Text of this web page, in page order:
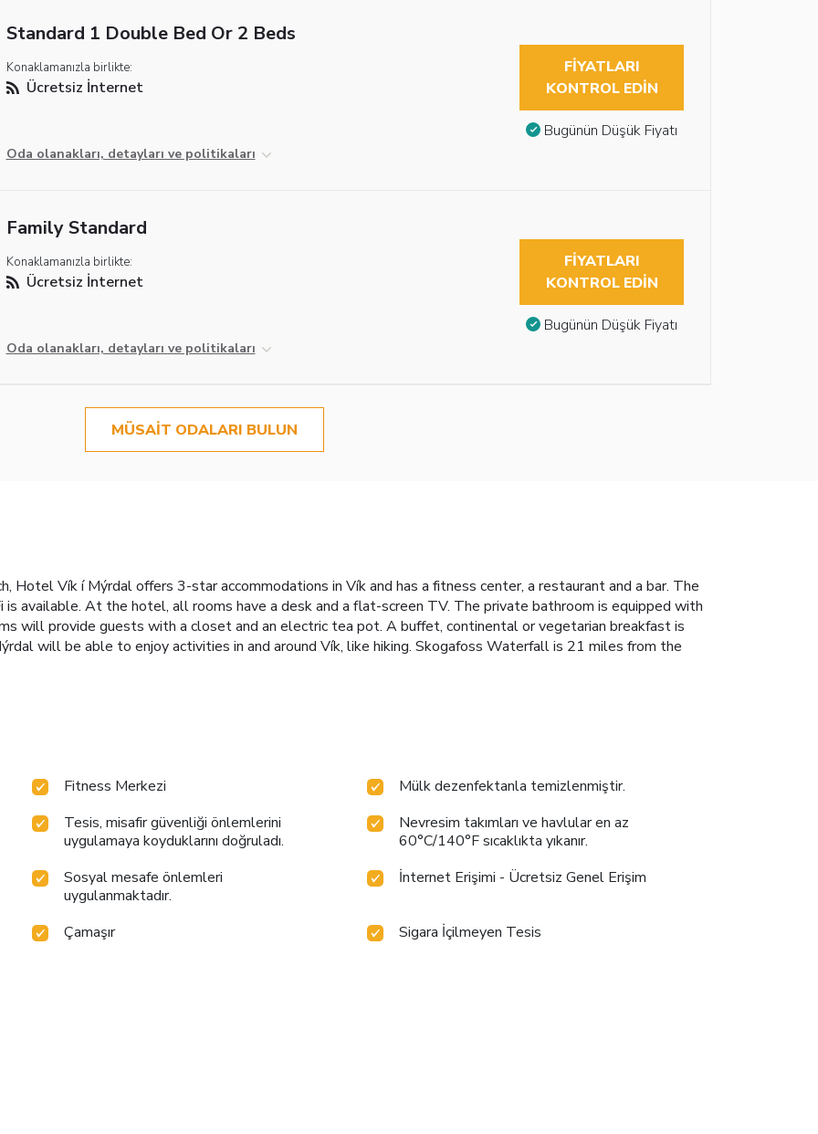
Standard 1 Double Bed Or 2 Beds
Konaklamanızla birlikte:
Ücretsiz İnternet
Oda olanakları, detayları ve politikaları
FIYATLARI
KONTROL EDIN
Bugünün Düşük Fiyatı
Family Standard
Konaklamanızla birlikte:
Ücretsiz İnternet
Oda olanakları, detayları ve politikaları
FIYATLARI
KONTROL EDIN
Bugünün Düşük Fiyatı
MÜSAIT ODALARI BULUN
Hotel Vík í Mýrdal offers 3-star accommodations in Vík and has a fitness center, a restaurant and a bar. The
available. At the hotel, all rooms have a desk and a flat-screen TV. The private bathroom is equipped with
will provide guests with a closet and an electric tea pot. A buffet, continental or vegetarian breakfast is
will be able to enjoy activities in and around Vík, like hiking. Skogafoss Waterfall is 21 miles from the
Fitness Merkezi
Mülk dezenfektanla temizlenmiştir.
Tesis, misafir güvenliği önlemlerini
uygulamaya koyduklarını doğruladı.
Nevresim takımları ve havlular en az
60°C/140°F sıcaklıkta yıkanır.
Sosyal mesafe önlemleri
uygulanmaktadır.
İnternet Erişimi - Ücretsiz Genel Erişim
Çamaşır Sigara İçilmeyen Tesis